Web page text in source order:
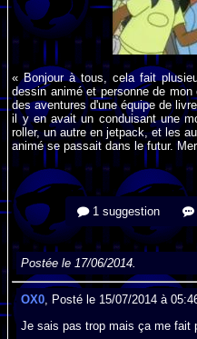
« Bonjour à tous, cela fait
dessin animé et personne de
des aventures d'une équipe de
il y en avait un conduisant une
roller, un autre en jetpack, et les
animé se passait dans le futur.
1 suggestion
Postée le 17/06/2014.
OX0, Posté le 15/07/2014 à
Je sais pas trop mais ça me fait